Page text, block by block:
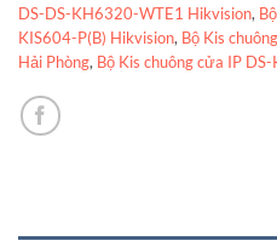
DS-DS-KH6320-WTE1 Hikvision,
KIS604-P(B) Hikvision, Bộ Kis
Hải Phòng, Bộ Kis chuông cửa IP